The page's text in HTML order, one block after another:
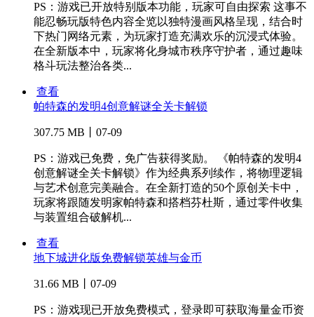
PS：游戏已开放特别版本功能，玩家可自由探索 这事不
能忍畅玩版特色内容全览以独特漫画风格呈现，结合时
下热门网络元素，为玩家打造充满欢乐的沉浸式体验。
在全新版本中，玩家将化身城市秩序守护者，通过趣味
格斗玩法整治各类...
查看
帕特森的发明4创意解谜全关卡解锁
307.75 MB丨07-09
PS：游戏已免费，免广告获得奖励。 《帕特森的发明4
创意解谜全关卡解锁》作为经典系列续作，将物理逻辑
与艺术创意完美融合。在全新打造的50个原创关卡中，
玩家将跟随发明家帕特森和搭档芬杜斯，通过零件收集
与装置组合破解机...
查看
地下城进化版免费解锁英雄与金币
31.66 MB丨07-09
PS：游戏现已开放免费模式，登录即可获取海量金币资